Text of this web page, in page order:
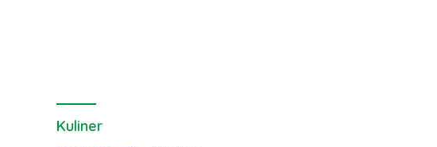
Kuliner